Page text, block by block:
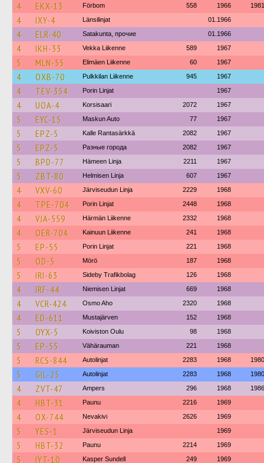
4 EKX-13 Förbom 558 1966 1981
4 IXY-4 Länsilinjat 01.1966
4 ELR-40 Satakunta, прочие 01.1966
4 IKH-33 Vekka Liikenne 589 1967
5 MLN-55 Elimäen Liikenne 60 1967
4 OXB-70 Pulkkilan Liikenne 945 1967
4 TEV-354 Porin Linjat 1967
4 UOA-4 Korsisaari 2072 1967
5 EYC-15 Maskun Auto 77 1967
5 EPZ-5 Kalle Rantasärkkä 2082 1967
5 EPZ-5 Разные города 2082 1967
5 BPD-77 Hämeen Linja 2211 1967
5 ZBT-80 Helmisen Linja 607 1967
4 VXV-60 Järviseudun Linja 2229 1968
4 TPE-704 Porin Linjat 2448 1968
4 VJA-559 Härmän Liikenne 2332 1968
4 OER-704 Kainuun Liikenne 241 1968
5 EP-55 Porin Linjat 221 1968
5 OD-5 Mörö 187 1968
5 IRI-63 Sideby Trafikbolag 126 1968
4 IRF-44 Niemisen Linjat 669 1968
4 VCR-424 Osmo Aho 2320 1968
4 ED-611 Mustajärven 152 1968
5 OYX-5 Koiviston Oulu 98 1968
5 EP-55 Vähärauman 221 1968
5 RCS-844 Autolinjat 2283 1968 1980
5 GIL-25 Autolinjat 2283 1968 1980
4 ZVT-47 Ampers 296 1968 1986
4 HBT-31 Paunu 2216 1969
4 OX-744 Nevakivi 2626 1969
5 YES-1 Järviseudun Linja 1969
5 HBT-32 Paunu 2214 1969
5 IYT-10 Kasper Sundell 249 1969